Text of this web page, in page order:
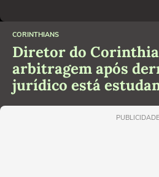
CORINTHIANS
Diretor do
arbitragem após
jurídico está
PUBLICIDADE